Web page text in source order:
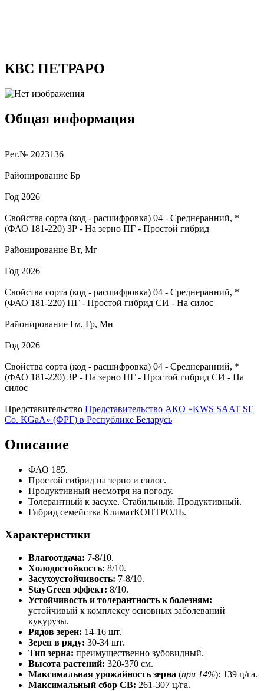
КВС ПЕТРАРО
Общая информация
Рег.№ 2023136
Районирование Бр
Год 2026
Свойства сорта (код - расшифровка) 04 - Среднеранний, *
(ФАО 181-220) ЗР - На зерно ПГ - Простой гибрид
Районирование Вт, Мг
Год 2026
Свойства сорта (код - расшифровка) 04 - Среднеранний, *
(ФАО 181-220) ПГ - Простой гибрид СИ - На силос
Районирование Гм, Гр, Мн
Год 2026
Свойства сорта (код - расшифровка) 04 - Среднеранний, *
(ФАО 181-220) ЗР - На зерно ПГ - Простой гибрид СИ - На
силос
Представительство Представительство АКО «KWS SAAT SE
Co. KGaA» (ФРГ) в Республике Беларусь
Описание
ФАО 185.
Простой гибрид на зерно и силос.
Продуктивный несмотря на погоду.
Толерантный к засухе. Стабильный. Продуктивный.
Гибрид семейства КлиматКОНТРОЛЬ.
Характеристики
Влагоотдача: 7-8/10.
Холодостойкость: 8/10.
Засухоустойчивость: 7-8/10.
StayGreen эффект: 8/10.
Устойчивость и толерантность к болезням:
устойчивый к комплексу основных заболеваний
кукурузы.
Рядов зерен: 14-16 шт.
Зерен в ряду: 30-34 шт.
Тип зерна: преимущественно зубовидный.
Высота растений: 320-370 см.
Максимальная урожайность зерна (при 14%): 139 ц/га.
Максимальный сбор СВ: 261-307 ц/га.